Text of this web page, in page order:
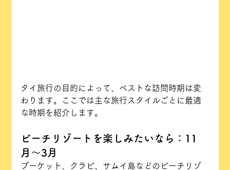
タイ旅行の目的によって、ベストな訪問時期は変
わります。ここでは主な旅行スタイルごとに最適
な時期を紹介します。
ビーチリゾートを楽しみたいなら：11
月〜3月
プーケット、クラビ、サムイ島などのビーチリゾ